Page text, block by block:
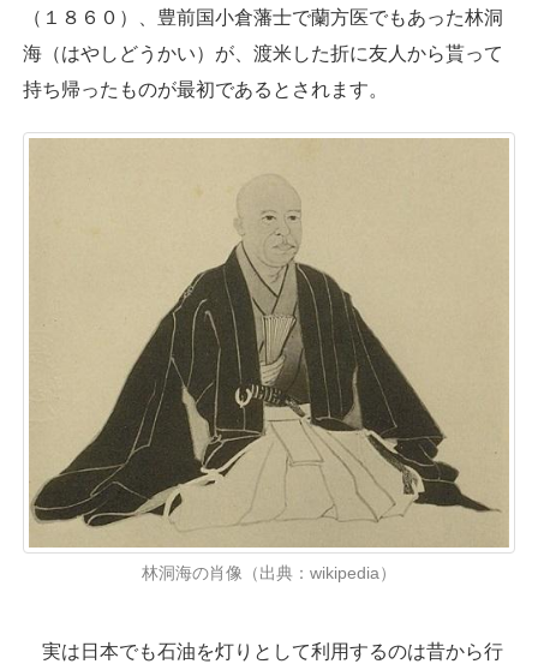
（１８６０）、豊前国小倉藩士で蘭方医でもあった林洞
海（はやしどうかい）が、渡米した折に友人から貰って
持ち帰ったものが最初であるとされます。
林洞海の肖像（出典：wikipedia）
実は日本でも石油を灯りとして利用するのは昔から行